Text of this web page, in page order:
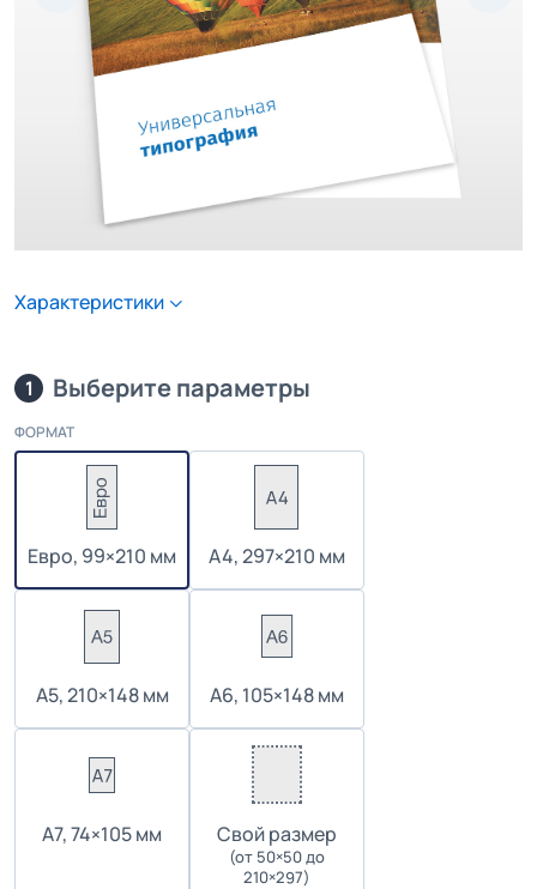
Характеристики
1 Выберите параметры
ФОРМАТ
Евро, 99×210 мм А4, 297×210 мм
А5, 210×148 мм А6, 105×148 мм
А7, 74×105 мм Cвой размер
(от 50×50 до
210×297)